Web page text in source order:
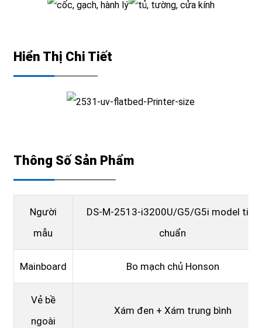
Hiển Thị Chi Tiết
Thông Số Sản Phẩm
Người
mẫu
DS-M-2513-i3200U/G5/G5i model tiêu
chuẩn
Mainboard Bo mạch chủ Honson
Vẻ bề
ngoài
Xám đen + Xám trung bình